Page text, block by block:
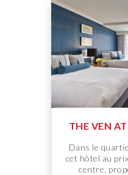
THE VEN
Dans le
cet hôtel au
centre,